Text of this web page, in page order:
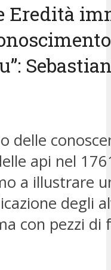
Eredità
delle
api nel
a illustrare
degli
con pezzi di